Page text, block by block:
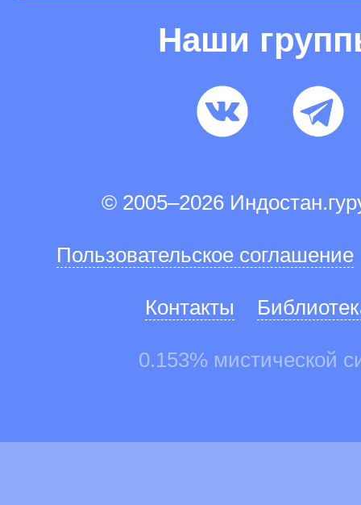
Наши
© 2005–2026
Пользовательское соглашение
Контакты
0.153% мистической